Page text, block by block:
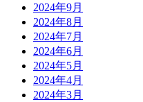
2024年9月
2024年8月
2024年7月
2024年6月
2024年5月
2024年4月
2024年3月